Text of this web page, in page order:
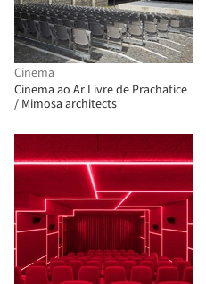
Cinema
Cinema ao Ar Livre de Prachatice
/ Mimosa architects